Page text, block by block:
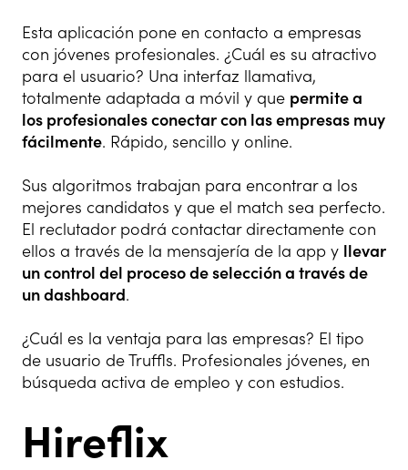
Esta aplicación pone en contacto a empresas
con jóvenes profesionales. ¿Cuál es su atractivo
para el usuario? Una interfaz llamativa,
totalmente adaptada a móvil y que permite a
los profesionales conectar con las empresas muy
fácilmente. Rápido, sencillo y online.
Sus algoritmos trabajan para encontrar a los
mejores candidatos y que el match sea perfecto.
El reclutador podrá contactar directamente con
ellos a través de la mensajería de la app y llevar
un control del proceso de selección a través de
un dashboard.
¿Cuál es la ventaja para las empresas? El tipo
de usuario de Truffls. Profesionales jóvenes, en
búsqueda activa de empleo y con estudios.
Hireflix